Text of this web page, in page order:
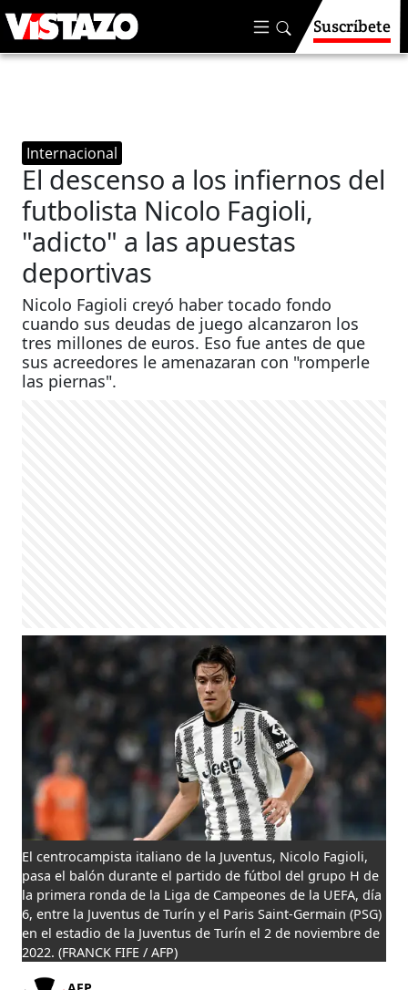
Suscríbete
Internacional
El descenso a los infiernos del
futbolista Nicolo Fagioli,
"adicto" a las apuestas
deportivas
Nicolo Fagioli creyó haber tocado fondo
cuando sus deudas de juego alcanzaron los
tres millones de euros. Eso fue antes de que
sus acreedores le amenazaran con "romperle
las piernas".
El centrocampista italiano de la Juventus, Nicolo Fagioli,
pasa el balón durante el partido de fútbol del grupo H de
la primera ronda de la Liga de Campeones de la UEFA, día
6, entre la Juventus de Turín y el Paris Saint-Germain (PSG)
en el estadio de la Juventus de Turín el 2 de noviembre de
2022. (FRANCK FIFE / AFP)